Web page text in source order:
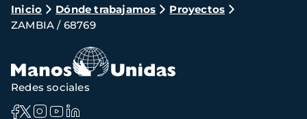
Ruta
de
navegación
Inicio Dónde trabajamos
Proyectos
ZAMBIA / 68769
Redes sociales